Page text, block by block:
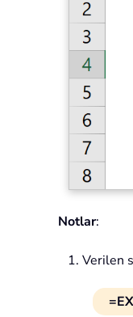
Notlar:
Verilen